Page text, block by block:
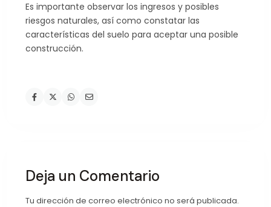
Es importante observar los ingresos y posibles
riesgos naturales, así como constatar las
características del suelo para aceptar una posible
construcción.
Deja un Comentario
Tu dirección de correo electrónico no será publicada.